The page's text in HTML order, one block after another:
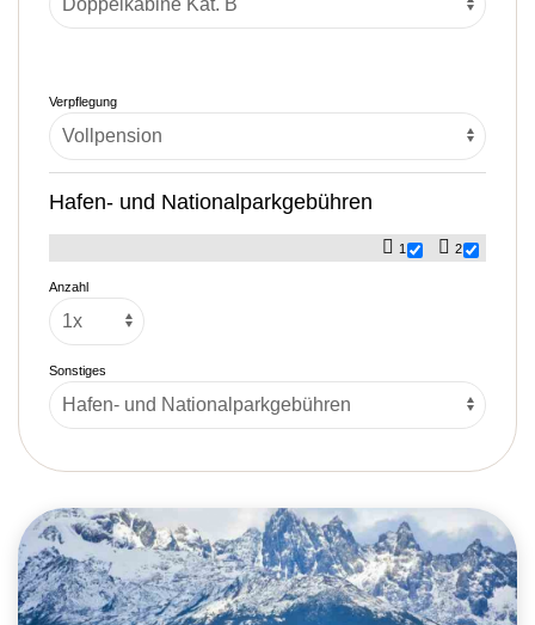
Verpflegung
Hafen- und Nationalparkgebühren
1 2
Anzahl
Sonstiges